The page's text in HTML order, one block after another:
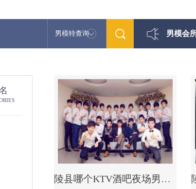
男模特查询 男模会
最新男模娱乐资讯免费咨
陵县哪个KTV酒吧夜场男模公关型男最帅-尚都国际KTV消费价格点评